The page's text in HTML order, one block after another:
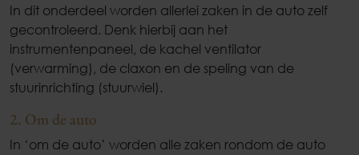
In dit onderdeel worden allerlei zaken in de auto zelf
gecontroleerd. Denk hierbij aan het
instrumentenpaneel, de kachel ventilator
(verwarming), de claxon en de speling van de
stuurinrichting (stuurwiel).
2. Om de auto
In ‘om de auto’ worden alle zaken rondom de auto